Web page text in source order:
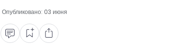
Ошибки
Руководства
Опубликовано: 03 июня